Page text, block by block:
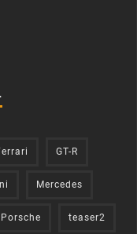
GT-R
Mercedes
Porsche teaser2